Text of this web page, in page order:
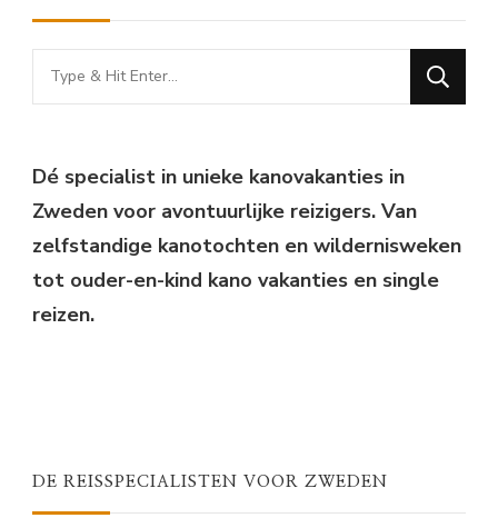
Looking
for
Dé specialist in unieke kanovakanties in
Zweden voor avontuurlijke reizigers. Van
zelfstandige kanotochten en wildernisweken
tot ouder-en-kind kano vakanties en single
reizen.
DE REISSPECIALISTEN VOOR ZWEDEN